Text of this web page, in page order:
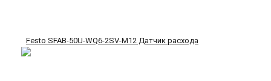
Festo SFAB-50U-WQ6-2SV-M12 Датчик расхода